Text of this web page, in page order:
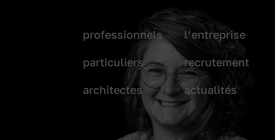
professionnels l’entreprise
particuliers recrutement
architectes actualités